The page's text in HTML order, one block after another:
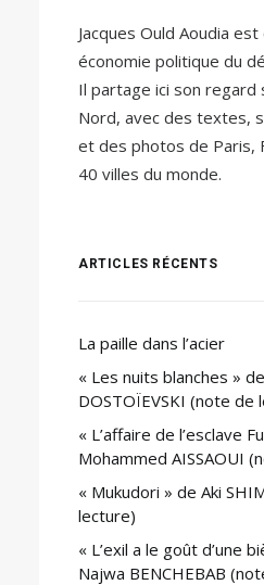
Jacques Ould Aoudia
économie politique du
Il partage ici son regard
Nord, avec des textes,
et des photos de Paris,
40 villes du monde.
ARTICLES RÉCENTS
La paille dans l’acier
« Les nuits blanches »
DOSTOÏEVSKI (note de
« L’affaire de l’esclave
Mohammed AISSAOUI
« Mukudori » de Aki
lecture)
« L’exil a le goût d’une
Najwa BENCHEBAB